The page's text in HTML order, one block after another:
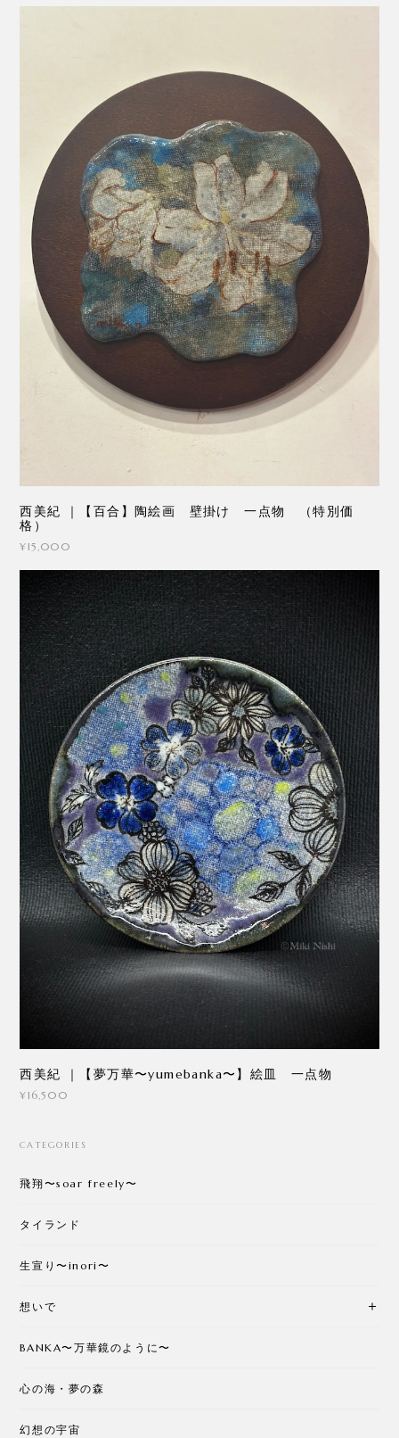
西美紀 ｜【百合】陶絵画 壁掛け 一点物 （特別価
格）
¥15,000
西美紀 ｜【夢万華〜yumebanka〜】絵皿 一点物
¥16,500
CATEGORIES
飛翔〜soar freely〜
タイランド
生宣り〜inori〜
想いで
BANKA〜万華鏡のように〜
心の海・夢の森
幻想の宇宙